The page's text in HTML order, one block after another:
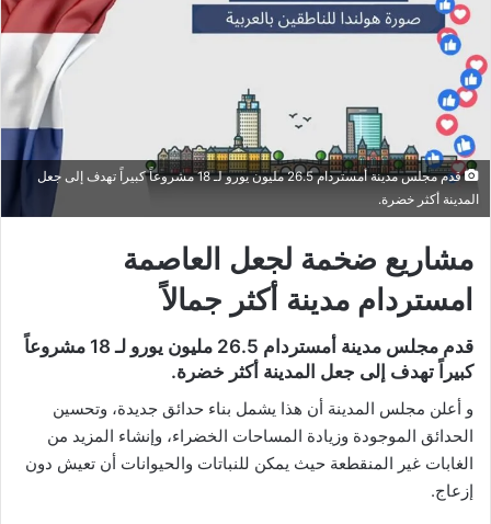
قدم مجلس مدينة أمستردام 26.5 مليون يورو لـ 18 مشروعاً كبيراً تهدف إلى جعل
المدينة أكثر خضرة.
مشاريع ضخمة لجعل العاصمة
امستردام مدينة أكثر جمالاً
قدم مجلس مدينة أمستردام 26.5 مليون يورو لـ 18 مشروعاً
كبيراً تهدف إلى جعل المدينة أكثر خضرة.
و أعلن مجلس المدينة أن هذا يشمل بناء حدائق جديدة، وتحسين
الحدائق الموجودة وزيادة المساحات الخضراء، وإنشاء المزيد من
الغابات غير المنقطعة حيث يمكن للنباتات والحيوانات أن تعيش دون
إزعاج.